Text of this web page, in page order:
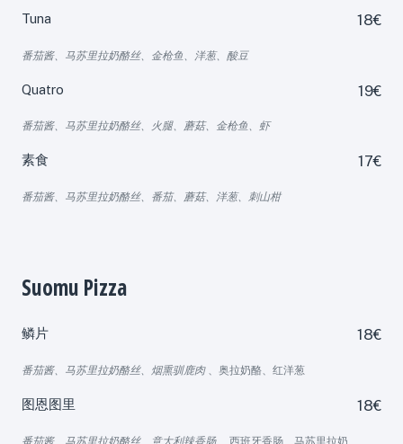
Tuna
番茄酱、马苏里拉奶酪丝、金枪鱼、洋葱、酸豆
18€
Quatro
番茄酱、马苏里拉奶酪丝、火腿、蘑菇、金枪鱼、虾
19€
素食
番茄酱、马苏里拉奶酪丝、番茄、蘑菇、洋葱、刺山柑
17€
Suomu Pizza
鳞片
番茄酱、马苏里拉奶酪丝、烟熏驯鹿肉 、奥拉奶酪、红洋葱
18€
图恩图里
番茄酱、马苏里拉奶酪丝、意大利辣香肠 、西班牙香肠、马苏里拉奶
18€